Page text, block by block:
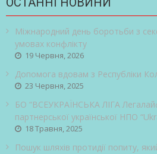
Міжнародний день боротьби з
умовах конфлікту
19 Червня, 2026
Допомога вдовам з Республіки
23 Червня, 2025
БО “ВСЕУКРАЇНСЬКА ЛІГА
партнерської української НПО
18 Травня, 2025
Пошук шляхів протидії попиту,